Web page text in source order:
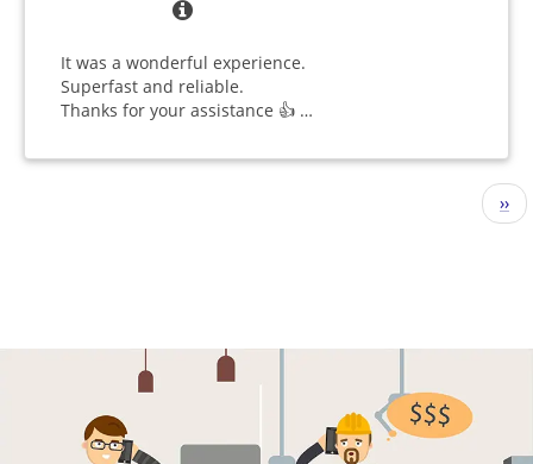
It was a wonderful experience.
Superfast and reliable.
Thanks for your assistance 👍 …
››